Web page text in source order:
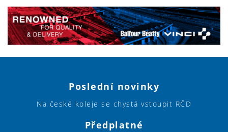
Poslední novinky
Na české koleje se chystá vstoupit RČD
Předplatné